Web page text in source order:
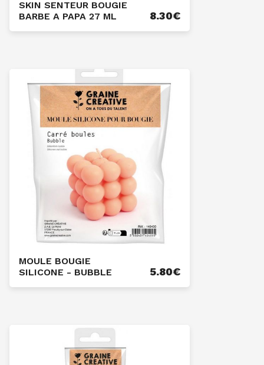
SKIN SENTEUR BOUGIE
BARBE A PAPA 27 ML
8.30€
MOULE BOUGIE
SILICONE - BUBBLE
5.80€